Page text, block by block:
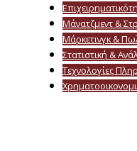
Μάνατζμεντ &
Μάρκετινγκ &
Στατιστική &
Τεχνολογίες